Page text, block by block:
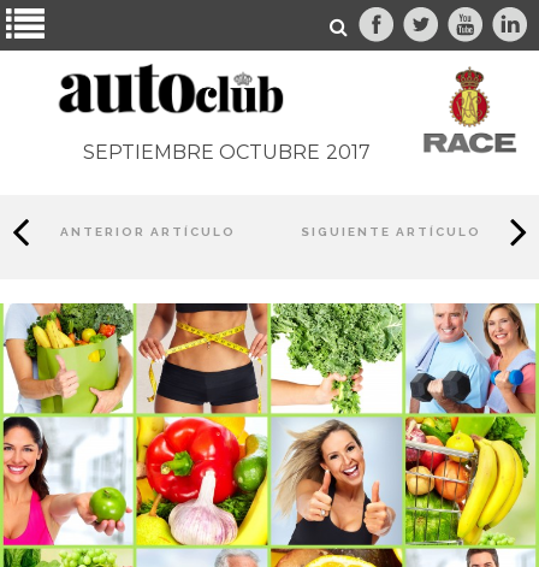
SEPTIEMBRE OCTUBRE 2017
ANTERIOR ARTÍCULO SIGUIENTE ARTÍCULO